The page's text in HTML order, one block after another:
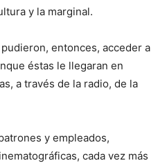
y la marginal.
entonces, acceder a
éstas le llegaran en
a través de la radio, de la
y empleados,
cada vez más